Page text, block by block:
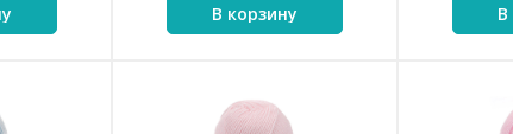
В корзину В